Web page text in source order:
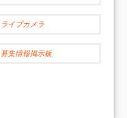
ライブカメラ
募集情報掲示板